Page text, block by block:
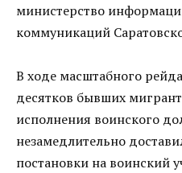
министерство
коммуникаций
В ходе масштабного
десятков бывших
исполнения воинского
незамедлительно
постановки на воинский